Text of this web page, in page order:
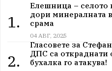
1.
Елешница – селото
дори минералната
срама
04 АВГ, 2025
2.
Гласовете за
ДПС са откраднати
бухалка го атакува!